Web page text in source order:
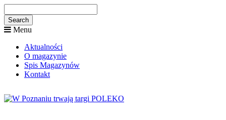
Menu
Aktualności
O magazynie
Spis Magazynów
Kontakt